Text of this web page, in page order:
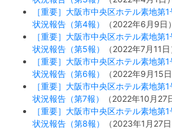
［重要］大阪市中央区ホテル素地第
状況報告（第4報）
（2022年6月9日）
［重要］大阪市中央区ホテル素地第
状況報告（第5報）
（2022年7月11日
［重要］大阪市中央区ホテル素地第
状況報告（第6報）
（2022年9月15日
［重要］大阪市中央区ホテル素地第
状況報告（第7報）
（2022年10月27
［重要］大阪市中央区ホテル素地第
状況報告（第8報）
（2023年1月27日